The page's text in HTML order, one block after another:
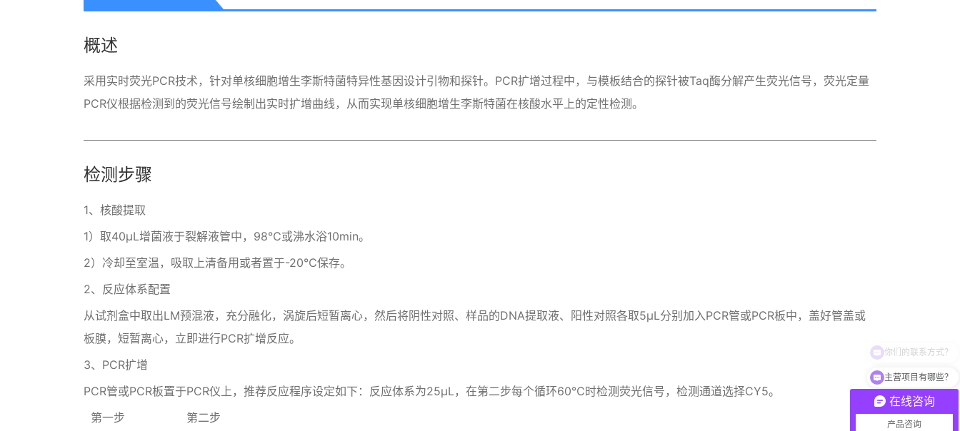
概述
采用实时荧光PCR技术，针对单核细胞增生李斯特菌特异性基因设计引物和探针。PCR扩增过程中，与模板结合的探针被Taq酶分解产生荧光信号，荧光定量
PCR仪根据检测到的荧光信号绘制出实时扩增曲线，从而实现单核细胞增生李斯特菌在核酸水平上的定性检测。
检测步骤
1、核酸提取
1）取40μL增菌液于裂解液管中，98℃或沸水浴10min。
2）冷却至室温，吸取上清备用或者置于-20℃保存。
2、反应体系配置
从试剂盒中取出LM预混液，充分融化，涡旋后短暂离心，然后将阴性对照、样品的DNA提取液、阳性对照各取5μL分别加入PCR管或PCR板中，盖好管盖或
板膜，短暂离心，立即进行PCR扩增反应。
3、PCR扩增
PCR管或PCR板置于PCR仪上，推荐反应程序设定如下：反应体系为25μL，在第二步每个循环60℃时检测荧光信号，检测通道选择CY5。
第一步
第二步
在线咨询
产品咨询
主营项目有哪些？